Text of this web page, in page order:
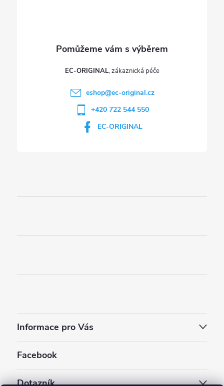
EC-ORIGINAL
eshop@ec-original.cz
+420 722 544 550
EC-ORIGINAL
Informace pro Vás
Facebook
Dotazník